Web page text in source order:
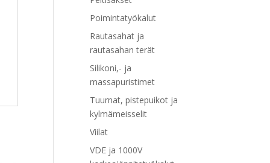
Poimintatyökalut
Rautasahat ja
rautasahan terät
Silikoni,- ja
massapuristimet
Tuurnat, pistepuikot ja
kylmämeisselit
Viilat
VDE ja 1000V